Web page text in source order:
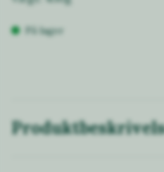
På lager